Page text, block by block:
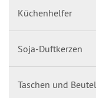
Küchenhelfer
Soja-Duftkerzen
Taschen und Beutel